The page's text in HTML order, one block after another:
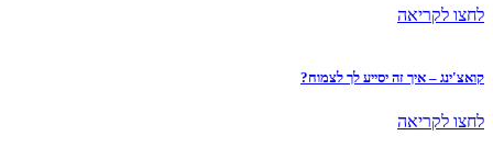
לחצו לקריאה
קואצ'ינג – איך זה יסייע לך לצמוח?
לחצו לקריאה